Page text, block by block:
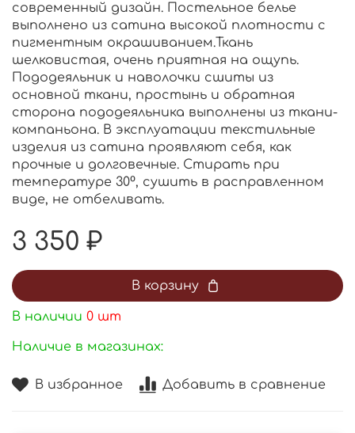
В избранное Добавить в сравнение
современный дизайн. Постельное белье
выполнено из сатина высокой плотности с
пигментным окрашиванием.Ткань
шелковистая, очень приятная на ощупь.
Пододеяльник и наволочки сшиты из
основной ткани, простынь и обратная
сторона пододеяльника выполнены из ткани-
компаньона. В эксплуатации текстильные
изделия из сатина проявляют себя, как
прочные и долговечные. Стирать при
температуре 30⁰, сушить в расправленном
виде, не отбеливать.
3 350 ₽
В корзину
В наличии 0 шт
Наличие в магазинах: